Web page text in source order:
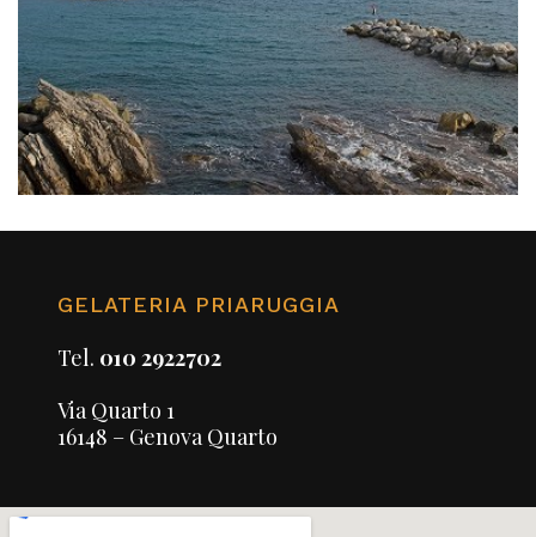
GELATERIA PRIARUGGIA
Tel. 010 2922702
Via Quarto 1
16148 – Genova Quarto